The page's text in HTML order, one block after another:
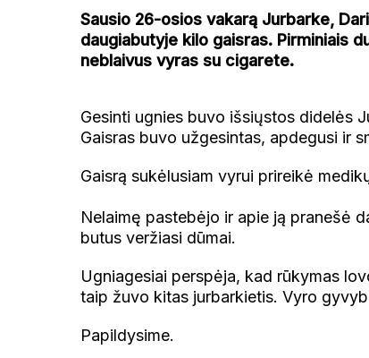
Sausio 26-osios vakarą Jurbarke,
daugiabutyje kilo gaisras. Pirminiais
neblaivus vyras su cigarete.
Gesinti ugnies buvo išsiųstos didelės
Gaisras buvo užgesintas, apdegusi ir
Gaisrą sukėlusiam vyrui prireikė
Nelaimę pastebėjo ir apie ją pranešė
butus veržiasi dūmai.
Ugniagesiai perspėja, kad rūkymas
taip žuvo kitas jurbarkietis. Vyro
Papildysime.